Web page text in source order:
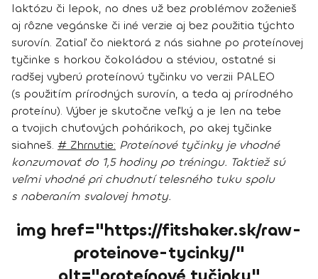
laktózu či lepok, no dnes už bez problémov zoženieš
aj rôzne vegánske či iné verzie aj bez použitia týchto
surovín. Zatiaľ čo niektorá z nás siahne po proteínovej
tyčinke s horkou čokoládou a stéviou, ostatné si
radšej vyberú proteínovú tyčinku vo verzii PALEO
(s použitím prírodných surovín, a teda aj prírodného
proteínu). Výber je skutočne veľký a je len na tebe
a tvojich chuťových pohárikoch, po akej tyčinke
siahneš. # Zhrnutie: Proteínové tyčinky je vhodné
konzumovať do 1,5 hodiny po tréningu. Taktiež sú
veľmi vhodné pri chudnutí telesného tuku spolu
s naberaním svalovej hmoty.
img href="https://fitshaker.sk/raw-
proteinove-tycinky/"